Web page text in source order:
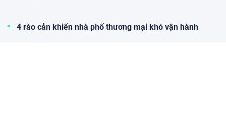
4 rào cản khiến nhà phố thương mại khó vận hành